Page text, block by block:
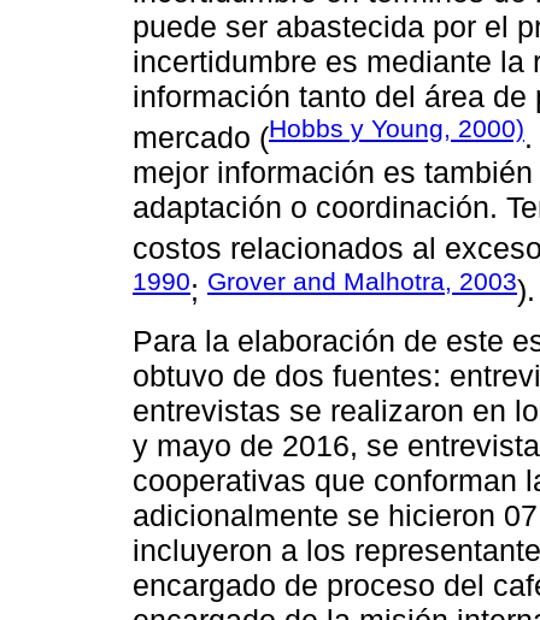
puede ser abastecida por el
incertidumbre es mediante
información tanto del área
mercado (Hobbs y Young, 2000)
mejor información es
adaptación o coordinación.
costos relacionados al
1990; Grover and Malhotra, 2003).
Para la elaboración de este
obtuvo de dos fuentes:
entrevistas se realizaron en
y mayo de 2016, se
cooperativas que conforman
adicionalmente se hicieron
incluyeron a los
encargado de proceso del